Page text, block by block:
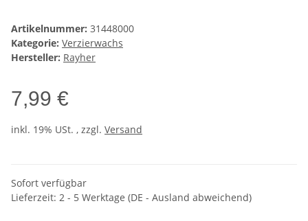
Artikelnummer: 31448000
Kategorie: Verzierwachs
Hersteller: Rayher
7,99 €
inkl. 19% USt. , zzgl. Versand
Sofort verfügbar
Lieferzeit: 2 - 5 Werktage (DE - Ausland abweichend)